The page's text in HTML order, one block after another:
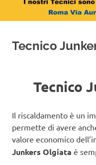
di
Junkers
Tecnico
Tecnico
Il riscaldamento è un
permette di avere
valore economico
Junkers Olgiata è